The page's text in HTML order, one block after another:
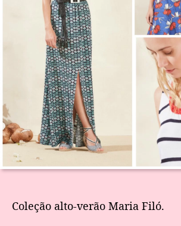
Coleção alto-verão Maria Filó.